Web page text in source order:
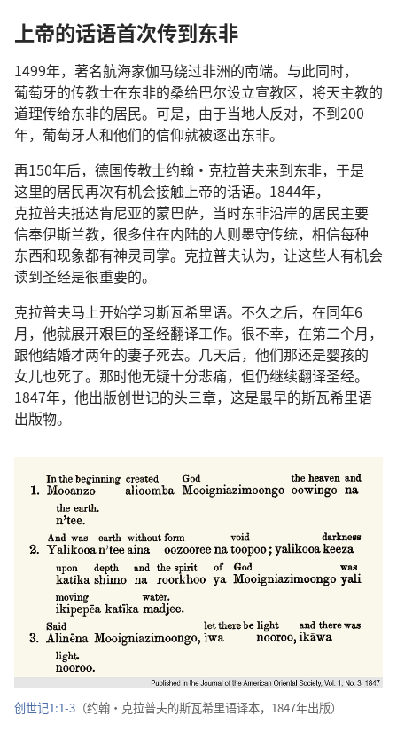
上帝的话语首次传到东非
1499年， 著名航海家伽马绕过非洲的南端。 与此同时，
葡萄牙的传教士在东非的桑给巴尔设立宣教区， 将天主教的
道理传给东非的居民。 可是， 由于当地人反对， 不到200
年， 葡萄牙人和他们的信仰就被逐出东非。
再150年后， 德国传教士约翰 · 克拉普夫来到东非， 于是
这里的居民再次有机会接触 上帝的话语。1844年，
克拉普夫抵达肯尼亚的蒙巴萨， 当时东非沿岸的居民主要
信奉伊斯兰教， 很多住在内陆的人则墨守传统， 相信每种
东西和现象都有神灵司掌。 克拉普夫认为， 让这些人有机会
读到圣经是很重要的。
克拉普夫马上开始学习斯瓦希里语。 不久之后， 在同年6
月， 他就展开艰巨的圣经翻译工作。 很不幸， 在第二个月，
跟他结婚才两年的妻子死去。 几天后， 他们那还是婴孩的
女儿也死了。 那时他无疑十分悲痛， 但仍继续翻译圣经。
1847年， 他出版创世记的头三章， 这是最早的斯瓦希里语
出版物。
创世记1:1-3 （约翰 · 克拉普夫的斯瓦希里语译本，1847年出版）